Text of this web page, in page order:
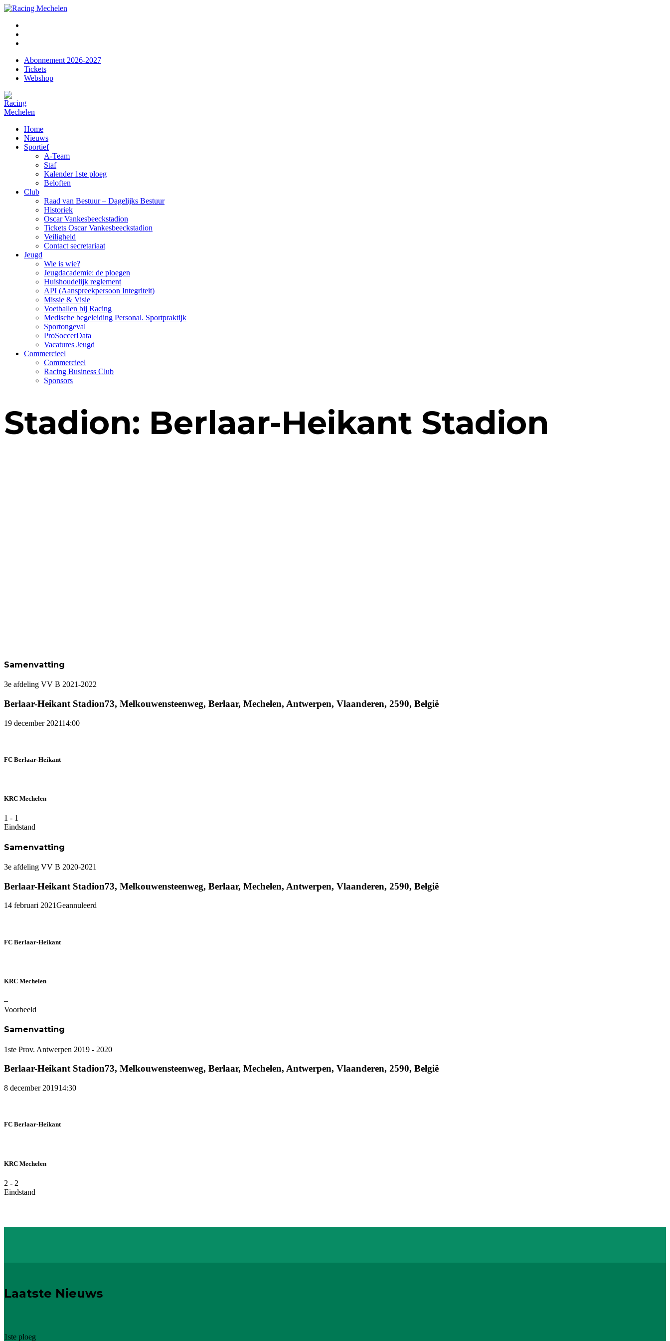
Abonnement 2026-2027
Tickets
Webshop
Home
Nieuws
Sportief
A-Team
Staf
Kalender 1ste ploeg
Beloften
Club
Raad van Bestuur – Dagelijks Bestuur
Historiek
Oscar Vankesbeeckstadion
Tickets Oscar Vankesbeeckstadion
Veiligheid
Contact secretariaat
Jeugd
Wie is wie?
Jeugdacademie: de ploegen
Huishoudelijk reglement
API (Aanspreekpersoon Integriteit)
Missie & Visie
Voetballen bij Racing
Medische begeleiding Personal. Sportpraktijk
Sportongeval
ProSoccerData
Vacatures Jeugd
Commercieel
Commercieel
Racing Business Club
Sponsors
Stadion: Berlaar-Heikant Stadion
Samenvatting
3e afdeling VV B 2021-2022
Berlaar-Heikant Stadion73, Melkouwensteenweg, Berlaar, Mechelen, Antwerpen, Vlaanderen, 2590, België
19 december 202114:00
FC Berlaar-Heikant
KRC Mechelen
1 - 1
Eindstand
Samenvatting
3e afdeling VV B 2020-2021
Berlaar-Heikant Stadion73, Melkouwensteenweg, Berlaar, Mechelen, Antwerpen, Vlaanderen, 2590, België
14 februari 2021Geannuleerd
FC Berlaar-Heikant
KRC Mechelen
–
Voorbeeld
Samenvatting
1ste Prov. Antwerpen 2019 - 2020
Berlaar-Heikant Stadion73, Melkouwensteenweg, Berlaar, Mechelen, Antwerpen, Vlaanderen, 2590, België
8 december 201914:30
FC Berlaar-Heikant
KRC Mechelen
2 - 2
Eindstand
Laatste Nieuws
1ste ploeg